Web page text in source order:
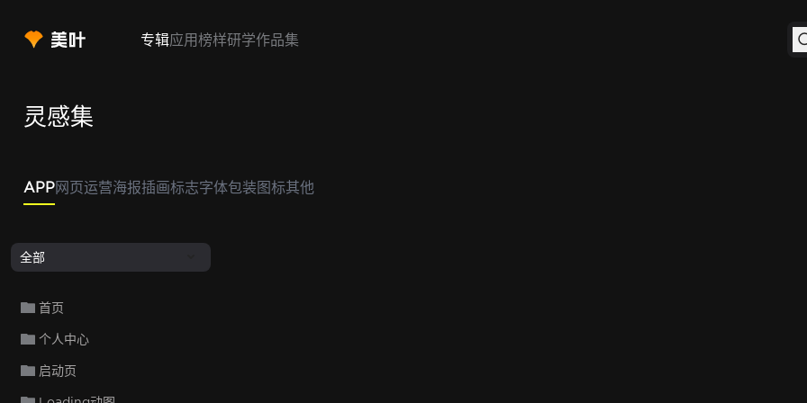
专辑应用榜样研学作品集
灵感集
APP网页运营海报插画标志字体包装图标其他
全部
首页
个人中心
启动页